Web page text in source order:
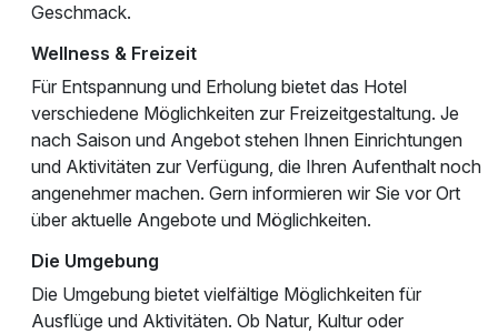
Geschmack.
Wellness & Freizeit
Für Entspannung und Erholung bietet das Hotel
verschiedene Möglichkeiten zur Freizeitgestaltung. Je
nach Saison und Angebot stehen Ihnen Einrichtungen
und Aktivitäten zur Verfügung, die Ihren Aufenthalt noch
angenehmer machen. Gern informieren wir Sie vor Ort
über aktuelle Angebote und Möglichkeiten.
Die Umgebung
Die Umgebung bietet vielfältige Möglichkeiten für
Ausflüge und Aktivitäten. Ob Natur, Kultur oder